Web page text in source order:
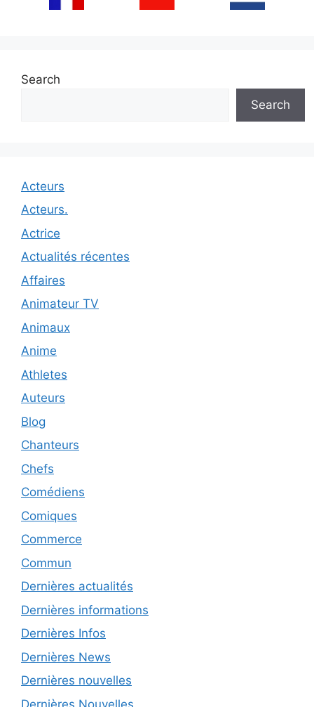
Search
Search
Acteurs
Acteurs.
Actrice
Actualités récentes
Affaires
Animateur TV
Animaux
Anime
Athletes
Auteurs
Blog
Chanteurs
Chefs
Comédiens
Comiques
Commerce
Commun
Dernières actualités
Dernières informations
Dernières Infos
Dernières News
Dernières nouvelles
Dernières Nouvelles.